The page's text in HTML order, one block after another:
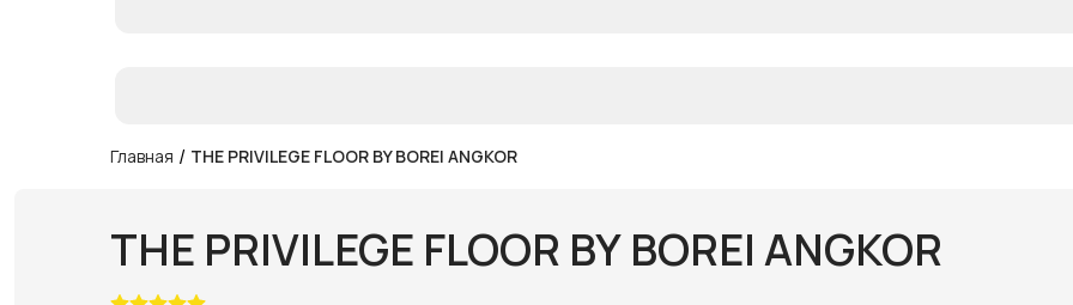
Главная / THE PRIVILEGE FLOOR BY BOREI ANGKOR
THE PRIVILEGE FLOOR BY BOREI ANGKOR